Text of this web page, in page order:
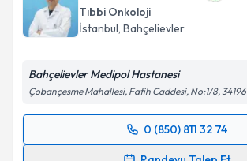
Tıbbi Onkoloji
İstanbul, Bahçelievler
Bahçelievler Medipol Hastanesi
Çobançesme Mahallesi, Fatih Caddesi, No:1/8, 34196
0 (850) 811 32 74
Randevu Takvimi Talebi